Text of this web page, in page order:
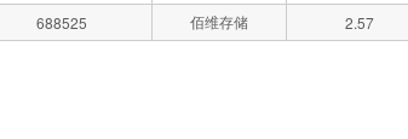
688525 佰维存储 2.57